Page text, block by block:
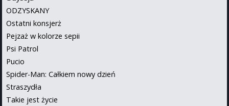
ODZYSKANY
Ostatni konsjerż
Pejzaż w kolorze sepii
Psi Patrol
Pucio
Spider-Man: Całkiem nowy dzień
Straszydła
Takie jest życie